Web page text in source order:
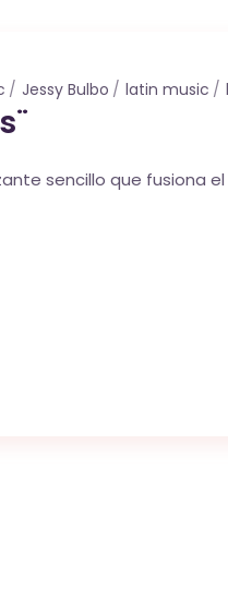
Jessy Bulbo latin music
sencillo que